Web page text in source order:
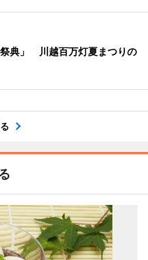
典」 川越百万灯夏まつりの